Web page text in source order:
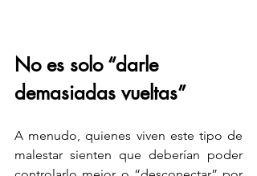
No es solo “darle
demasiadas vueltas”
A menudo, quienes viven este tipo de
malestar sienten que deberían poder